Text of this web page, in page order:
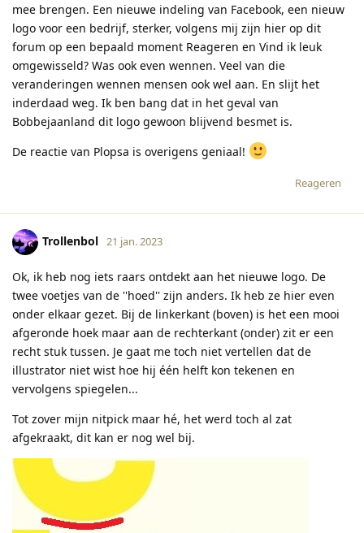
mee brengen. Een nieuwe indeling van Facebook, een nieuw
logo voor een bedrijf, sterker, volgens mij zijn hier op dit
forum op een bepaald moment Reageren en Vind ik leuk
omgewisseld? Was ook even wennen. Veel van die
veranderingen wennen mensen ook wel aan. En slijt het
inderdaad weg. Ik ben bang dat in het geval van
Bobbejaanland dit logo gewoon blijvend besmet is.
De reactie van Plopsa is overigens geniaal!
Reageren
Trollenbol 21 jan. 2023
Ok, ik heb nog iets raars ontdekt aan het nieuwe logo. De
twee voetjes van de ''hoed'' zijn anders. Ik heb ze hier even
onder elkaar gezet. Bij de linkerkant (boven) is het een mooi
afgeronde hoek maar aan de rechterkant (onder) zit er een
recht stuk tussen. Je gaat me toch niet vertellen dat de
illustrator niet wist hoe hij één helft kon tekenen en
vervolgens spiegelen...
Tot zover mijn nitpick maar hé, het werd toch al zat
afgekraakt, dit kan er nog wel bij.